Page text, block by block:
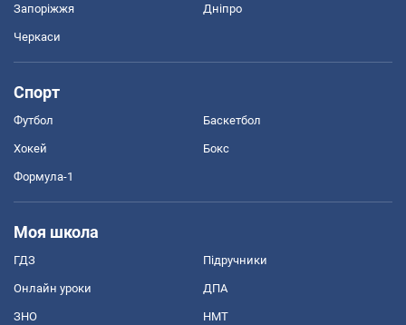
Запоріжжя Дніпро
Черкаси
Спорт
Футбол Баскетбол
Хокей Бокс
Формула-1
Моя школа
ГДЗ Підручники
Онлайн уроки ДПА
ЗНО НМТ